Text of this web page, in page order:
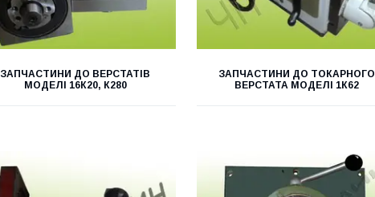
ЗАПЧАСТИНИ ДО ВЕРСТАТІВ
МОДЕЛІ 16К20, К280
ЗАПЧАСТИНИ ДО ТОКАРНОГО
ВЕРСТАТА МОДЕЛІ 1К62